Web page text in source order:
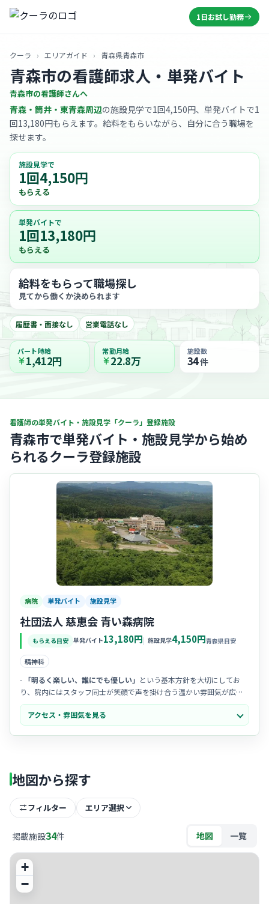
1日お試し勤務
クーラ › エリアガイド › 青森県青森市
青森市の看護師求人・単発バイト
青森市の看護師さんへ
青森・筒井・東青森周辺の施設見学で1回4,150円、単発バイトで1
回13,180円もらえます。給料をもらいながら、自分に合う職場を
探せます。
施設見学で
1回4,150円
もらえる
単発バイトで
1回13,180円
もらえる
給料をもらって職場探し
見てから働くか決められます
履歴書・面接なし 営業電話なし
パート時給
1,412円
常勤月給
22.8万
施設数
34件
看護師の単発バイト・施設見学「クーラ」登録施設
青森市で単発バイト・施設見学から始め
られるクーラ登録施設
病院 単発バイト 施設見学
社団法人 慈恵会 青い森病院
もらえる目安 単発バイト13,180円 施設見学4,150円青森県目安
精神科
- 「明るく楽しい、誰にでも優しい」 という基本方針を大切にしてお
り、院内にはスタッフ同士が笑顔で声を掛け合う温かい雰囲気が広が
っています。
- 20代から70代までの幅広い年代のスタッフ
が同じ目標を持って活躍
しており、世代を超えて助け合いながら働けるアットホームな風土が
安心感があります。
アクセス・雰囲気を見る
地図から探す
フィルター エリア選択
掲載施設34件 地図 一覧
+
−